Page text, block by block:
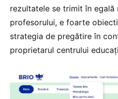
rezultatele se trimit în egală
profesorului, e foarte
strategia de pregătire în
proprietarul centrului